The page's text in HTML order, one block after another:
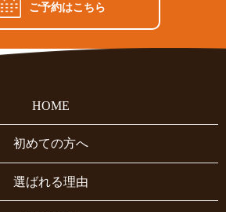
ご予約はこちら
HOME
初めての方へ
選ばれる理由